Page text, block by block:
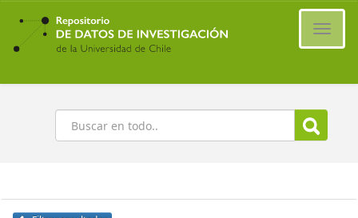
Ir
contenido
principal
Buscar